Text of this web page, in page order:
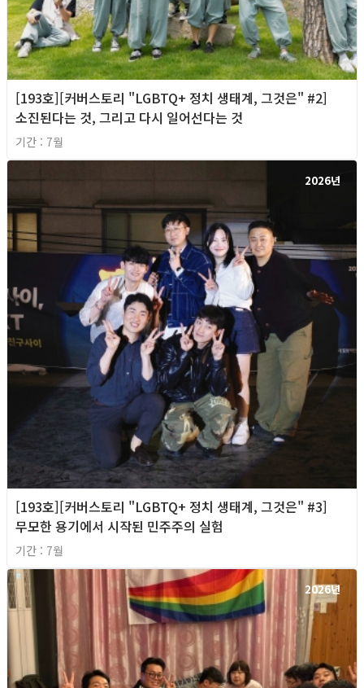
[193호][커버스토리 "LGBTQ+ 정치 생태계, 그것은" #2]
소진된다는 것, 그리고 다시 일어선다는 것
기간 : 7월
2026년
[193호][커버스토리 "LGBTQ+ 정치 생태계, 그것은" #3]
무모한 용기에서 시작된 민주주의 실험
기간 : 7월
2026년